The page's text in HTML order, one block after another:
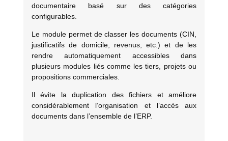
documentaire basé sur des catégories
configurables.
Le module permet de classer les documents (CIN,
justificatifs de domicile, revenus, etc.) et de les
rendre automatiquement accessibles dans
plusieurs modules liés comme les tiers, projets ou
propositions commerciales.
Il évite la duplication des fichiers et améliore
considérablement l’organisation et l’accès aux
documents dans l’ensemble de l’ERP.